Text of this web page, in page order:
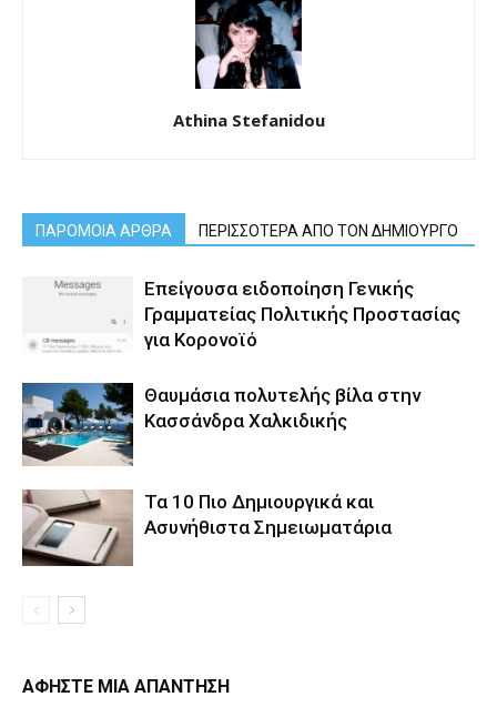
Athina Stefanidou
ΠΑΡΟΜΟΙΑ ΑΡΘΡΑ ΠΕΡΙΣΣΟΤΕΡΑ ΑΠΟ ΤΟΝ ΔΗΜΙΟΥΡΓΟ
Επείγουσα ειδοποίηση Γενικής
Γραμματείας Πολιτικής Προστασίας
για Κορονοϊό
Θαυμάσια πολυτελής βίλα στην
Κασσάνδρα Χαλκιδικής
Τα 10 Πιο Δημιουργικά και
Ασυνήθιστα Σημειωματάρια
ΑΦΗΣΤΕ ΜΙΑ ΑΠΑΝΤΗΣΗ